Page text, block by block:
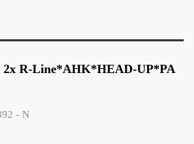
2x R-Line*AHK*HEAD-UP*PA
- N